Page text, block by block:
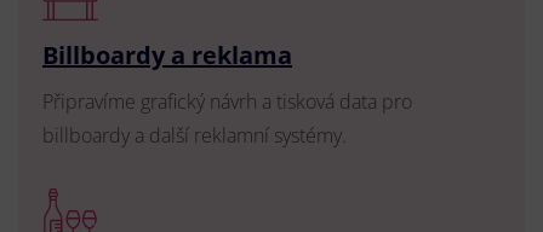
Billboardy a reklama
Připravíme grafický návrh a tisková data pro
billboardy a další reklamní systémy.